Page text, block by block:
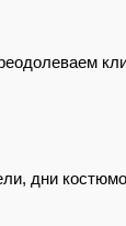
дни